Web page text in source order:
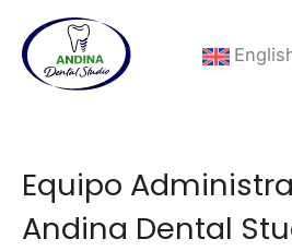
contenido
Equipo
Andina Dental